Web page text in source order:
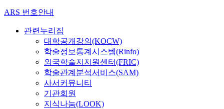
ARS 번호안내
관련누리집
대학공개강의(KOCW)
학술정보통계시스템(Rinfo)
외국학술지지원센터(FRIC)
학술관계분석서비스(SAM)
사서커뮤니티
기관회원
지식나눔(LOOK)